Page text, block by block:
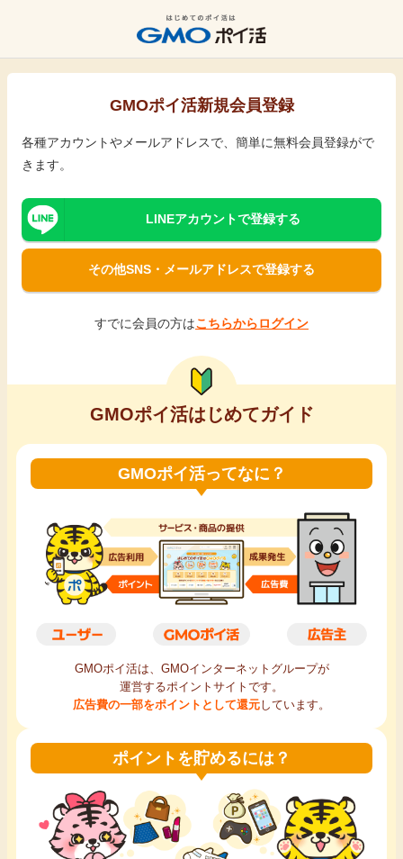
GMOポイ活新規会員登録
各種アカウントやメールアドレスで、簡単に無料会員登録がで
きます。
LINEアカウントで登録する
その他SNS・メールアドレスで登録する
すでに会員の方はこちらからログイン
GMOポイ活はじめてガイド
GMOポイ活ってなに？
GMOポイ活は、GMOインターネットグループが
運営するポイントサイトです。
広告費の一部をポイントとして還元しています。
ポイントを貯めるには？